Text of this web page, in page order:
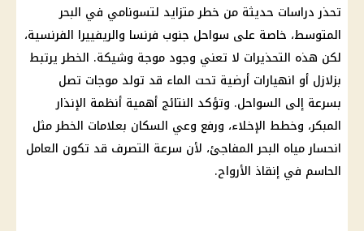
تحذر دراسات حديثة من خطر متزايد لتسونامي في البحر
المتوسط، خاصة على سواحل جنوب فرنسا والريفييرا الفرنسية،
لكن هذه التحذيرات لا تعني وجود موجة وشيكة. الخطر يرتبط
بزلازل أو انهيارات أرضية تحت الماء قد تولد موجات تصل
بسرعة إلى السواحل. وتؤكد النتائج أهمية أنظمة الإنذار
المبكر، وخطط الإخلاء، ورفع وعي السكان بعلامات الخطر مثل
انحسار مياه البحر المفاجئ، لأن سرعة التصرف قد تكون العامل
الحاسم في إنقاذ الأرواح.